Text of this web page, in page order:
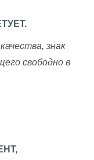
знак
свободно в